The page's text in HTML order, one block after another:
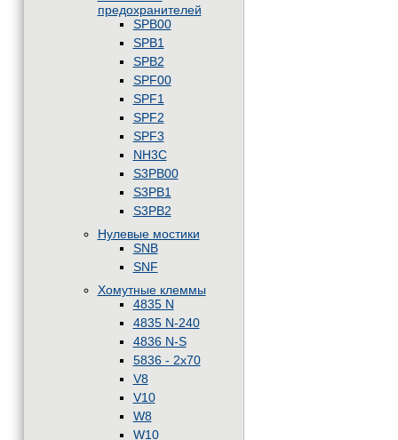
предохранителей
SPB00
SPB1
SPB2
SPF00
SPF1
SPF2
SPF3
NH3C
S3PB00
S3PB1
S3PB2
Нулевые мостики
SNB
SNF
Хомутные клеммы
4835 N
4835 N-240
4836 N-S
5836 - 2x70
V8
V10
W8
W10